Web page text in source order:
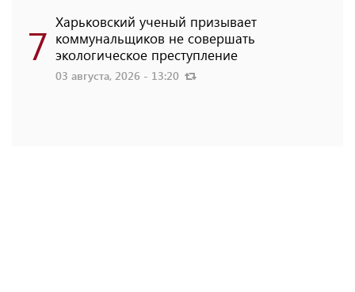
7 Харьковский ученый призывает
коммунальщиков не совершать
экологическое преступление
03 августа, 2026 - 13:20